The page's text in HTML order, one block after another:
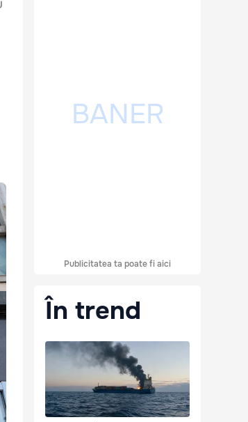
Publicitatea ta poate fi aici
În trend